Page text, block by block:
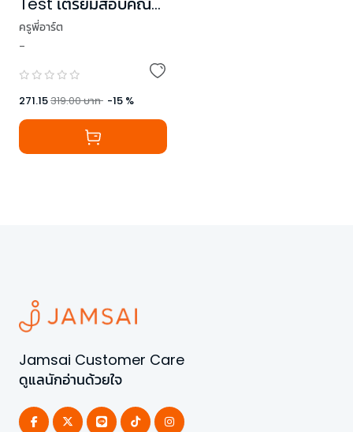
2 A-Level
ครูพี่อาร์ต
-
271.15319.00บาท -15 %
Jamsai Customer Care
ดูแลนักอ่านด้วยใจ